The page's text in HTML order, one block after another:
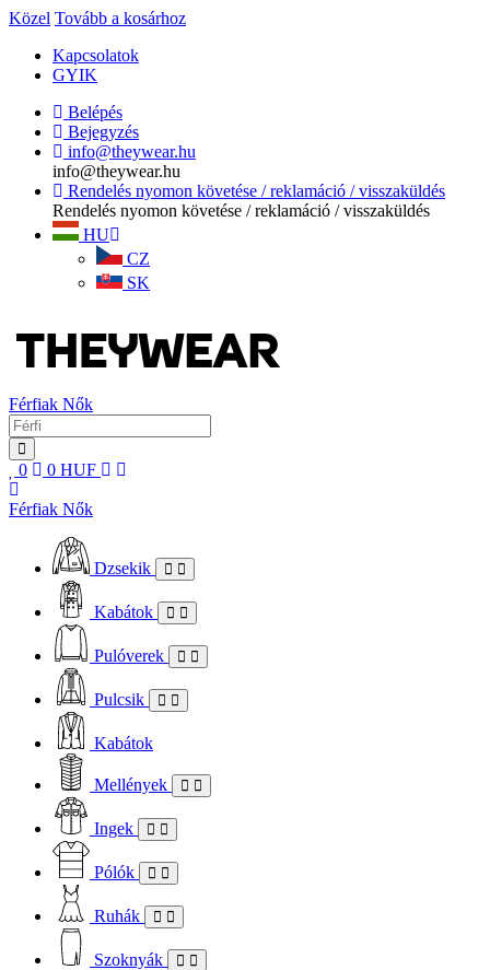
Közel Tovább a kosárhoz
Kapcsolatok
GYIK
Belépés
Bejegyzés
info@theywear.hu
info@theywear.hu
Rendelés nyomon követése / reklamáció / visszaküldés
Rendelés nyomon követése / reklamáció / visszaküldés
HU
CZ
SK
Férfiak Nők
0 0 HUF
Férfiak Nők
Dzsekik
Kabátok
Pulóverek
Pulcsik
Kabátok
Mellények
Ingek
Pólók
Ruhák
Szoknyák